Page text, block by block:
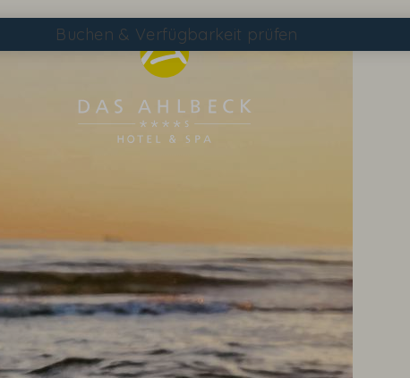
Buchen & Verfügbarkeit prüfen
Suchen
DAS AHLBECK ÜBERSICHTSSEITE
WETTER & WEBCAM
WISSENSWERTES
EVENTS IM HOTEL
TAGEN & FEIERN